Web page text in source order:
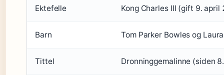
Ektefelle Kong Charles III (gift 9. april
Barn Tom Parker Bowles og
Tittel Dronninggemalinne (siden